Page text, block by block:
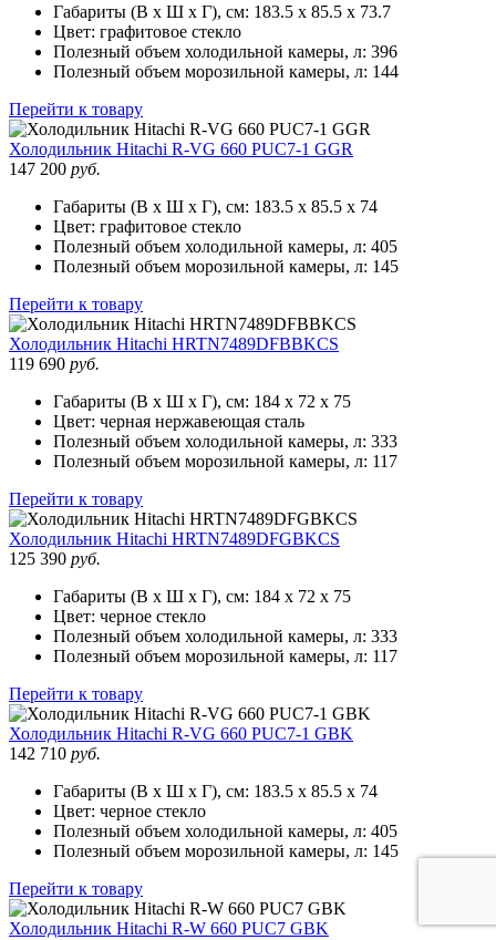
Габариты (В х Ш х Г), см: 183.5 х 85.5 х 73.7
Цвет: графитовое стекло
Полезный объем холодильной камеры, л: 396
Полезный объем морозильной камеры, л: 144
Перейти к товару
Холодильник Hitachi R-VG 660 PUC7-1 GGR
147 200 руб.
Габариты (В х Ш х Г), см: 183.5 х 85.5 х 74
Цвет: графитовое стекло
Полезный объем холодильной камеры, л: 405
Полезный объем морозильной камеры, л: 145
Перейти к товару
Холодильник Hitachi HRTN7489DFBBKCS
119 690 руб.
Габариты (В х Ш х Г), см: 184 х 72 х 75
Цвет: черная нержавеющая сталь
Полезный объем холодильной камеры, л: 333
Полезный объем морозильной камеры, л: 117
Перейти к товару
Холодильник Hitachi HRTN7489DFGBKCS
125 390 руб.
Габариты (В х Ш х Г), см: 184 х 72 х 75
Цвет: черное стекло
Полезный объем холодильной камеры, л: 333
Полезный объем морозильной камеры, л: 117
Перейти к товару
Холодильник Hitachi R-VG 660 PUC7-1 GBK
142 710 руб.
Габариты (В х Ш х Г), см: 183.5 х 85.5 х 74
Цвет: черное стекло
Полезный объем холодильной камеры, л: 405
Полезный объем морозильной камеры, л: 145
Перейти к товару
Холодильник Hitachi R-W 660 PUC7 GBK